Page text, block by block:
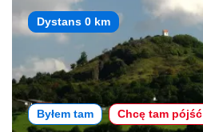
Dystans 0 km
Byłem tam Chcę tam pójść